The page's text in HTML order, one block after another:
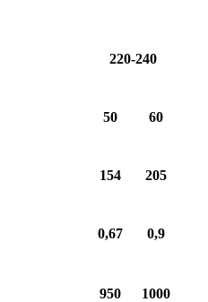
220-240
50 60
154 205
0,67 0,9
950 1000